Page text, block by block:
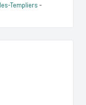
Templiers -